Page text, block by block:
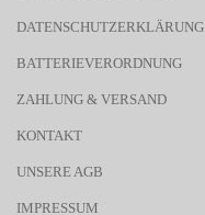
DATENSCHUTZERKLÄRUNG
BATTERIEVERORDNUNG
ZAHLUNG & VERSAND
KONTAKT
UNSERE AGB
IMPRESSUM